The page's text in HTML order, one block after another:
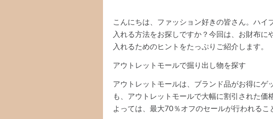
こんにちは、ファッション好きの皆さん。ハイ
入れる方法をお探しですか？今回は、お財布に
入れるためのヒントをたっぷりご紹介します。
アウトレットモールで掘り出し物を探す
アウトレットモールは、ブランド品がお得にゲ
も、アウトレットモールで大幅に割引された価
よっては、最大70％オフのセールが行われるこ